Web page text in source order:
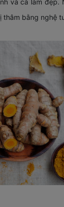
và cả làm
bằng nghệ